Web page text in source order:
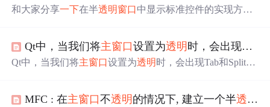
和大家分享一下在半透明窗口中显示标准控件的实现方
是件比较有挑战的事情，这里会给出一个可行的解决方
案。同时实现了一些可重用的窗口类，有相关需求时可以
D属性，通过Updat
Qt中，当我们将主窗口设置为透明 时，会出现Tab和Split等控件的
Qt中，当我们将主窗口设置为透明时，会出现Tab和Split等
其能够正确地呈现 透明效果。完成以上步骤后，我们就可
MFC : 在主窗口不透明 的情况下, 建立一个半透明